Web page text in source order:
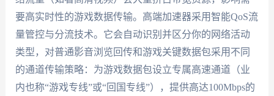
要高实时性的游戏数据传输。高端加速器采用智能QoS流
量管控与分流技术。它会自动识别并区分你的网络活动
类型，对普通影音浏览回传和游戏关键数据包采用不同
的通道传输策略：为游戏数据包设立专属高速通道（业
内也称“游戏专线”或“回国专线”），提供高达100Mbps的